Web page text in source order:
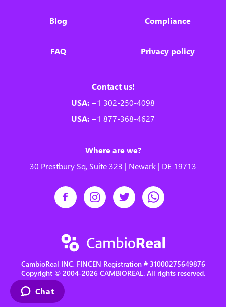
Blog
FAQ
Compliance
Privacy policy
Contact us!
USA: +1 302-250-4098
USA: +1 877-368-4627
Where are we?
30 Prestbury Sq, Suite 323 | Newark | DE 19713
CambioReal INC, FINCEN Registration # 31000275649876
Copyright © 2004-2026 CAMBIOREAL. All rights reserved.
Chat